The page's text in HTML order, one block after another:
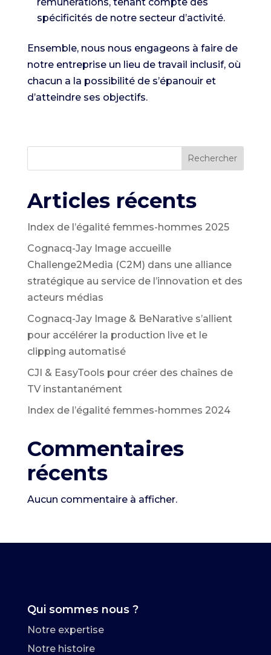
spécificités de notre secteur d’activité.
Ensemble, nous nous engageons à faire de
notre entreprise un lieu de travail inclusif, où
chacun a la possibilité de s’épanouir et
d’atteindre ses objectifs.
Rechercher
Articles récents
Index de l’égalité femmes-hommes 2025
Cognacq-Jay Image accueille
Challenge2Media (C2M) dans une alliance
stratégique au service de l’innovation et des
acteurs médias
Cognacq-Jay Image & BeNarative s’allient
pour accélérer la production live et le
clipping automatisé
CJI & EasyTools pour créer des chaînes de
TV instantanément
Index de l’égalité femmes-hommes 2024
Commentaires
récents
Aucun commentaire à afficher.
Qui sommes nous ?
Notre expertise
Notre histoire